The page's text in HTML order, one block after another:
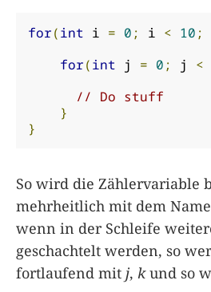
for(int i = 0 ; i < 10 ;
for(int j = 0 ; j <
// Do stuff
}
}
So wird die Zählervariable
mehrheitlich mit dem
wenn in der Schleife
geschachtelt werden, so
fortlaufend mit j, kund so